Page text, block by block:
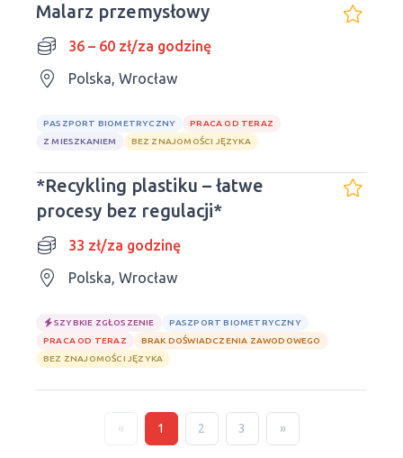
Malarz przemysłowy
36 – 60 zł/za godzinę
Polska, Wrocław
PASZPORT BIOMETRYCZNY
PRACA OD TERAZ
Z MIESZKANIEM
BEZ ZNAJOMOŚCI JĘZYKA
*Recykling plastiku – łatwe
procesy bez regulacji*
33 zł/za godzinę
Polska, Wrocław
SZYBKIE ZGŁOSZENIE
PASZPORT BIOMETRYCZNY
PRACA OD TERAZ
BRAK DOŚWIADCZENIA ZAWODOWEGO
BEZ ZNAJOMOŚCI JĘZYKA
« 1 2 3 »